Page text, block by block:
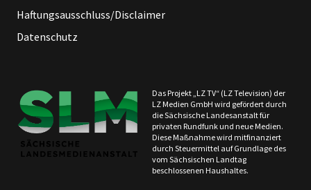
Haftungsausschluss/Disclaimer
Datenschutz
Das Projekt „LZ TV“ (LZ Television) der
LZ Medien GmbH wird gefördert durch
die Sächsische Landesanstalt für
privaten Rundfunk und neue Medien.
Diese Maßnahme wird mitfinanziert
durch Steuermittel auf Grundlage des
vom Sächsischen Landtag
beschlossenen Haushaltes.